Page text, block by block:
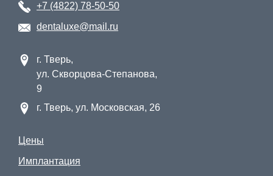
+7 (4822) 78-50-50
dentaluxe@mail.ru
г. Тверь,
ул. Скворцова-Степанова,
9
г. Тверь, ул. Московская, 26
Цены
Имплантация